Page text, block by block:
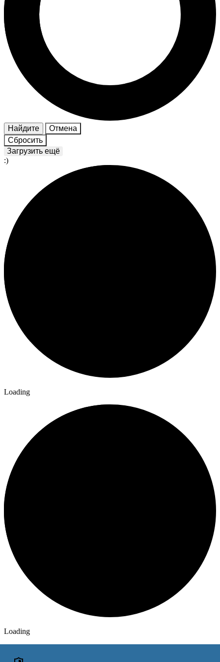
Найдите
Отмена
Сбросить
Загрузить ещё
:)
Loading
Loading